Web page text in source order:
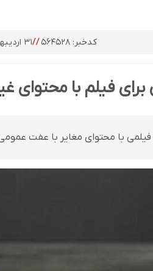
کدخبر: ۵۶۴۵۲۸ //۳۱ اردیبهشت ۱۴۰۵
فیلم با محتوای
فیلمی با محتوای مغایر با عفت